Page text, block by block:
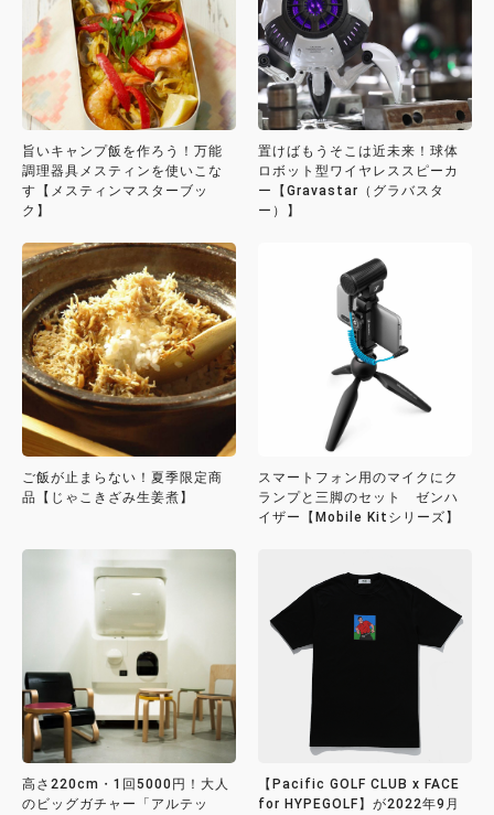
旨いキャンプ飯を作ろう！万能
調理器具メスティンを使いこな
す【メスティンマスターブッ
ク】
置けばもうそこは近未来！球体
ロボット型ワイヤレススピーカ
ー【Gravastar（グラバスタ
ー）】
ご飯が止まらない！夏季限定商
品【じゃこきざみ生姜煮】
スマートフォン用のマイクにク
ランプと三脚のセット ゼンハ
イザー【Mobile Kitシリーズ】
高さ220cm・1回5000円！大人
のビッグガチャー「アルテッ
【Pacific GOLF CLUB x FACE
for HYPEGOLF】が2022年9月